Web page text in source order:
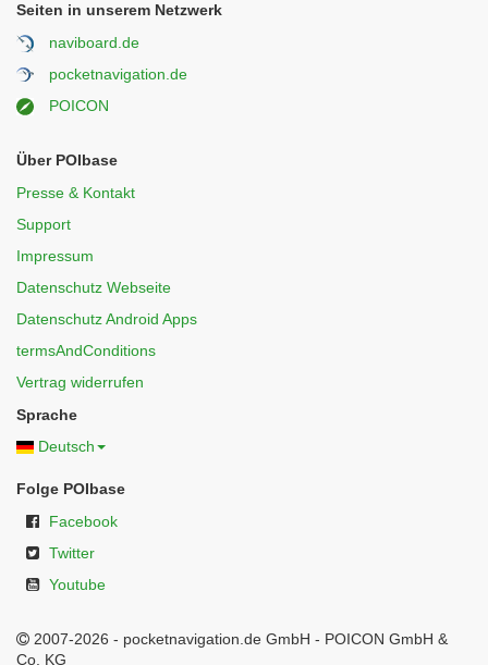
Seiten in unserem Netzwerk
naviboard.de
pocketnavigation.de
POICON
Über POIbase
Presse & Kontakt
Support
Impressum
Datenschutz Webseite
Datenschutz Android Apps
termsAndConditions
Vertrag widerrufen
Sprache
Deutsch
Folge POIbase
Facebook
Twitter
Youtube
2007-2026 - pocketnavigation.de GmbH - POICON GmbH &
Co. KG